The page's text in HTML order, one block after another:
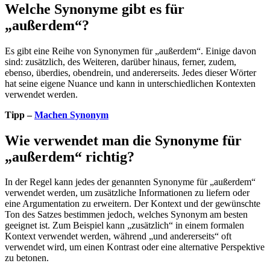
Welche Synonyme gibt es für
„außerdem“?
Es gibt eine Reihe von Synonymen für „außerdem“. Einige davon
sind: zusätzlich, des Weiteren, darüber hinaus, ferner, zudem,
ebenso, überdies, obendrein, und andererseits. Jedes dieser Wörter
hat seine eigene Nuance und kann in unterschiedlichen Kontexten
verwendet werden.
Tipp –Machen Synonym
Wie verwendet man die Synonyme für
„außerdem“ richtig?
In der Regel kann jedes der genannten Synonyme für „außerdem“
verwendet werden, um zusätzliche Informationen zu liefern oder
eine Argumentation zu erweitern. Der Kontext und der gewünschte
Ton des Satzes bestimmen jedoch, welches Synonym am besten
geeignet ist. Zum Beispiel kann „zusätzlich“ in einem formalen
Kontext verwendet werden, während „und andererseits“ oft
verwendet wird, um einen Kontrast oder eine alternative Perspektive
zu betonen.